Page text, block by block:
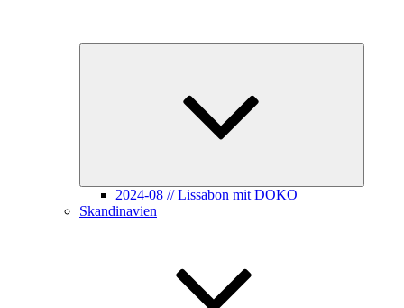
2024-08 // Lissabon mit DOKO
Skandinavien